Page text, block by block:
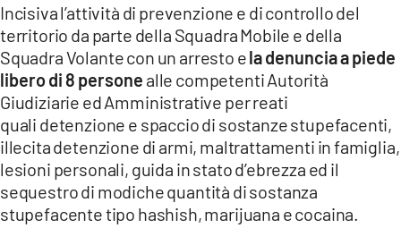
Incisiva l’attività di prevenzione e di controllo del
territorio da parte della Squadra Mobile e della
Squadra Volante con un arresto ela denuncia a piede
libero di 8 persone alle competenti Autorità
Giudiziarie ed Amministrative per reati
quali detenzione e spaccio di sostanze stupefacenti,
illecita detenzione di armi, maltrattamenti in famiglia,
lesioni personali, guida in stato d’ebrezza ed il
sequestro di modiche quantità di sostanza
stupefacente tipo hashish, marijuana e cocaina.